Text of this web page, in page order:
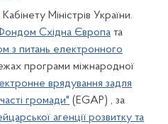
Міністрів України.
Східна Європа та
з питань електронного
програми міжнародної
врядування задля
громади" (EGAP) , за
агенції розвитку та